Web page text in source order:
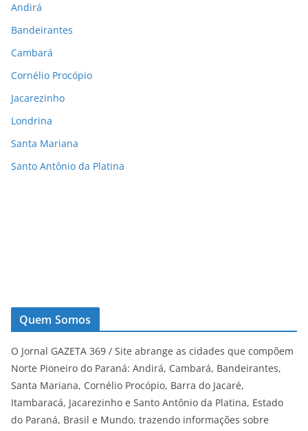
Andirá
Bandeirantes
Cambará
Cornélio Procópio
Jacarezinho
Londrina
Santa Mariana
Santo Antônio da Platina
Quem Somos
O Jornal GAZETA 369 / Site abrange as cidades que compõem
Norte Pioneiro do Paraná: Andirá, Cambará, Bandeirantes,
Santa Mariana, Cornélio Procópio, Barra do Jacaré,
Itambaracá, Jacarezinho e Santo Antônio da Platina, Estado
do Paraná, Brasil e Mundo, trazendo informações sobre